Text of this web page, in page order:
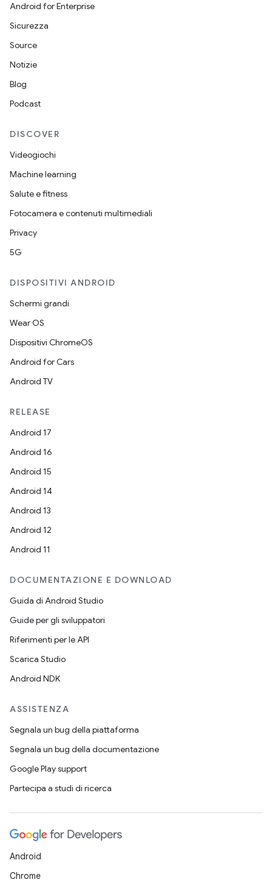
Android for Enterprise
Sicurezza
Source
Notizie
Blog
Podcast
DISCOVER
Videogiochi
Machine learning
Salute e fitness
Fotocamera e contenuti multimediali
Privacy
5G
DISPOSITIVI ANDROID
Schermi grandi
Wear OS
Dispositivi ChromeOS
Android for Cars
Android TV
RELEASE
Android 17
Android 16
Android 15
Android 14
Android 13
Android 12
Android 11
DOCUMENTAZIONE E DOWNLOAD
Guida di Android Studio
Guide per gli sviluppatori
Riferimenti per le API
Scarica Studio
Android NDK
ASSISTENZA
Segnala un bug della piattaforma
Segnala un bug della documentazione
Google Play support
Partecipa a studi di ricerca
Android
Chrome